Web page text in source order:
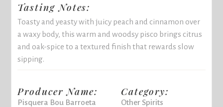
Tasting Notes:
Toasty and yeasty with juicy peach and cinnamon over
a waxy body, this warm and woodsy pisco brings citrus
and oak-spice to a textured finish that rewards slow
sipping.
Producer Name:
Pisquera Bou Barroeta
Category:
Other Spirits